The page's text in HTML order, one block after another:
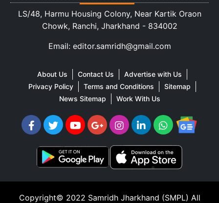
LS/48, Harmu Housing Colony, Near Kartik Oraon
Chowk, Ranchi, Jharkhand - 834002
Email: editor.samridh@gmail.com
About Us Contact Us
Advertise with Us
Privacy Policy
Terms and Conditions
Sitemap
News Sitemap
Work With Us
Copyright© 2022 Samridh Jharkhand (SMPL) All